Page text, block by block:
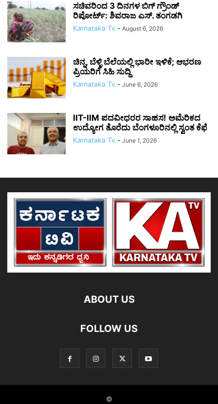
ಸಚಿವರಿಂದ 3 ದಿನಗಳ ಬಿಗ್ ಗ್ರೌಂಡ್
ರಿಪೋರ್ಟ್: ಶಿವರಾಜ ಎಸ್. ತಂಗಡಗಿ
Karnataka Tv - August 6, 2026
ಚಿನ್ನ, ಬೆಳ್ಳಿ ಬೆಲೆಯಲ್ಲಿ ಭಾರೀ ಇಳಿಕೆ; ಆಭರಣ
ಪ್ರಿಯರಿಗೆ ಸಿಹಿ ಸುದ್ದಿ
Karnataka Tv - June 6, 2026
IIT-IIM ಪದವೀಧರರ ಸಾಹಸ! ಅಮೆರಿಕದ
ಉದ್ಯೋಗ ತೊರೆದು ಬೆಂಗಳೂರಿನಲ್ಲಿ ಸ್ವಂತ ಕೆಫೆ
Karnataka Tv - June 1, 2026
ABOUT US
FOLLOW US
©